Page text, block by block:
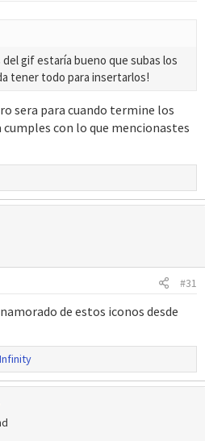
gif estaría bueno que subas los
tener todo para insertarlos!
sera para cuando termine los
cumples con lo que mencionastes
#31
de estos iconos desde